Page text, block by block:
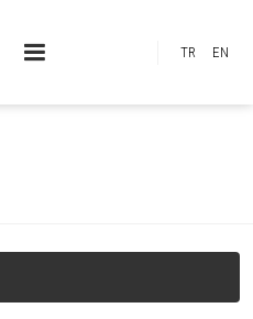
TR EN